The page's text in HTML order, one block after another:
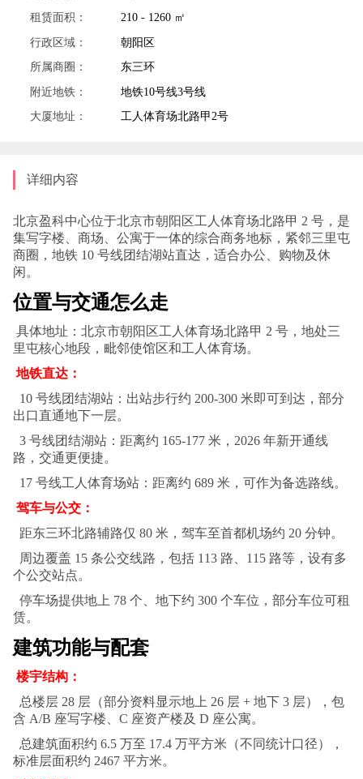
租赁面积：
210 - 1260 ㎡
行政区域：
朝阳区
所属商圈：
东三环
附近地铁：
地铁10号线3号线
大厦地址：
工人体育场北路甲2号
详细内容
北京盈科中心位于北京市朝阳区工人体育场北路甲 2 号，是
集写字楼、商场、公寓于一体的综合商务地标，紧邻三里屯
商圈，地铁 10 号线团结湖站直达，适合办公、购物及休
闲。
位置与交通怎么走
具体地址：北京市朝阳区工人体育场北路甲 2 号，地处三
里屯核心地段，毗邻使馆区和工人体育场。
地铁直达：
10 号线团结湖站：出站步行约 200-300 米即可到达，部分
出口直通地下一层。
3 号线团结湖站：距离约 165-177 米，2026 年新开通线
路，交通更便捷。
17 号线工人体育场站：距离约 689 米，可作为备选路线。
驾车与公交：
距东三环北路辅路仅 80 米，驾车至首都机场约 20 分钟。
周边覆盖 15 条公交线路，包括 113 路、115 路等，设有多
个公交站点。
停车场提供地上 78 个、地下约 300 个车位，部分车位可租
赁。
建筑功能与配套
楼宇结构：
总楼层 28 层（部分资料显示地上 26 层 + 地下 3 层），包
含 A/B 座写字楼、C 座资产楼及 D 座公寓。
总建筑面积约 6.5 万至 17.4 万平方米（不同统计口径），
标准层面积约 2467 平方米。